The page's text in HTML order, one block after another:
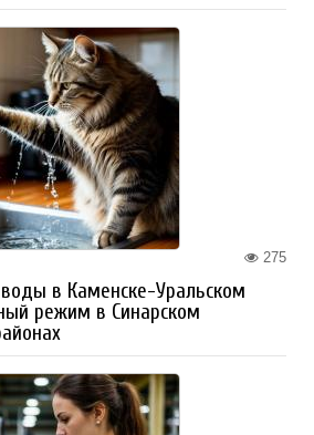
275
в Каменске-Уральском
режим в Синарском